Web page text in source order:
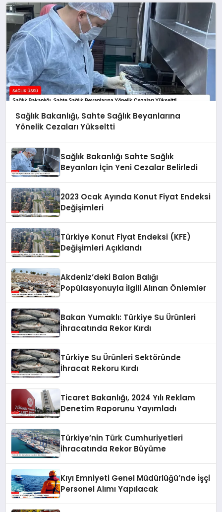
Sağlık Bakanlığı, Sahte Sağlık Beyanlarına
Yönelik Cezaları Yükseltti
Sağlık Bakanlığı Sahte Sağlık
Beyanları İçin Yeni Cezalar Belirledi
2023 Ocak Ayında Konut Fiyat Endeksi
Değişimleri
Türkiye Konut Fiyat Endeksi (KFE)
Değişimleri Açıklandı
Akdeniz’deki Balon Balığı
Popülasyonuyla İlgili Alınan Önlemler
Bakan Yumaklı: Türkiye Su Ürünleri
İhracatında Rekor Kırdı
Türkiye Su Ürünleri Sektöründe
İhracat Rekoru Kırdı
Ticaret Bakanlığı, 2024 Yılı Reklam
Denetim Raporunu Yayımladı
Türkiye’nin Türk Cumhuriyetleri
İhracatında Rekor Büyüme
Kıyı Emniyeti Genel Müdürlüğü’nde İşçi
Personel Alımı Yapılacak